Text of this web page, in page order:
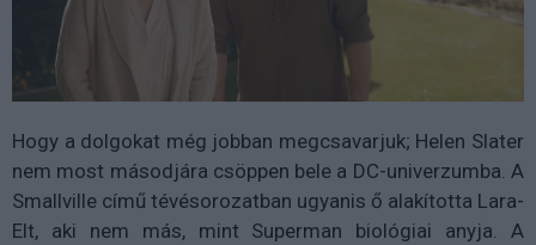
Hogy a dolgokat még jobban megcsavarjuk; Helen Slater
nem most másodjára csöppen bele a DC-univerzumba. A
Smallville című tévésorozatban ugyanis ő alakította Lara-
Elt, aki nem más, mint Superman biológiai anyja. A